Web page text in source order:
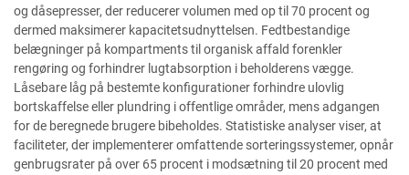
og dåsepresser, der reducerer volumen med op til 70 procent og
dermed maksimerer kapacitetsudnyttelsen. Fedtbestandige
belægninger på kompartments til organisk affald forenkler
rengøring og forhindrer lugtabsorption i beholderens vægge.
Låsebare låg på bestemte konfigurationer forhindre ulovlig
bortskaffelse eller plundring i offentlige områder, mens adgangen
for de beregnede brugere bibeholdes. Statistiske analyser viser, at
faciliteter, der implementerer omfattende sorteringssystemer, opnår
genbrugsrater på over 65 procent i modsætning til 20 procent med